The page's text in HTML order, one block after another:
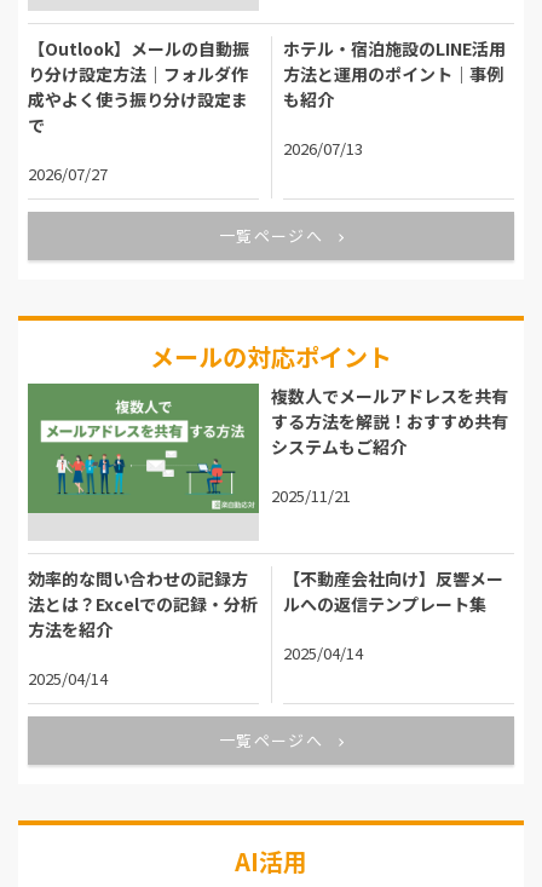
【Outlook】メールの自動振
り分け設定方法｜フォルダ作
成やよく使う振り分け設定ま
で
2026/07/27
ホテル・宿泊施設のLINE活用
方法と運用のポイント｜事例
も紹介
2026/07/13
一覧ページへ
メールの対応ポイント
複数人でメールアドレスを共有
する方法を解説！おすすめ共有
システムもご紹介
2025/11/21
効率的な問い合わせの記録方
法とは？Excelでの記録・分析
方法を紹介
2025/04/14
【不動産会社向け】反響メー
ルへの返信テンプレート集
2025/04/14
一覧ページへ
AI活用